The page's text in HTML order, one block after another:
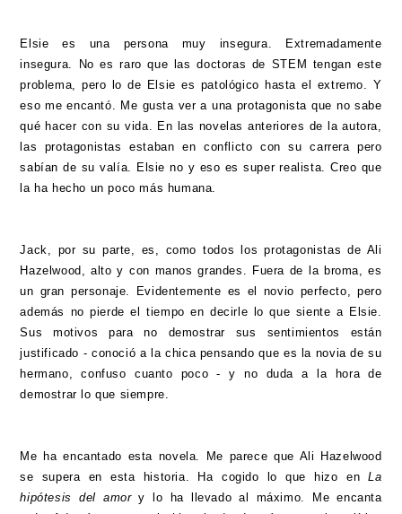
Elsie es una persona muy insegura. Extremadamente
insegura. No es raro que las doctoras de STEM tengan este
problema, pero lo de Elsie es patológico hasta el extremo. Y
eso me encantó. Me gusta ver a una protagonista que no sabe
qué hacer con su vida. En las novelas anteriores de la autora,
las protagonistas estaban en conflicto con su carrera pero
sabían de su valía. Elsie no y eso es super realista. Creo que
la ha hecho un poco más humana.
Jack, por su parte, es, como todos los protagonistas de Ali
Hazelwood, alto y con manos grandes. Fuera de la broma, es
un gran personaje. Evidentemente es el novio perfecto, pero
además no pierde el tiempo en decirle lo que siente a Elsie.
Sus motivos para no demostrar sus sentimientos están
justificado - conoció a la chica pensando que es la novia de su
hermano, confuso cuanto poco - y no duda a la hora de
demostrar lo que siempre.
Me ha encantado esta novela. Me parece que Ali Hazelwood
se supera en esta historia. Ha cogido lo que hizo enLa
hipótesis del amory lo ha llevado al máximo. Me encanta